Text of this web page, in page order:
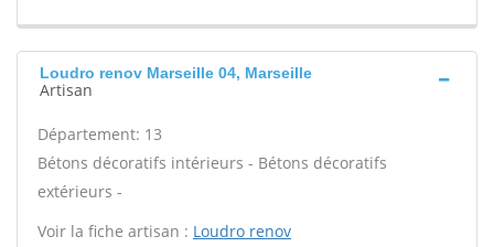
Loudro renov Marseille 04, Marseille
Artisan
Département: 13
Bétons décoratifs intérieurs - Bétons décoratifs
extérieurs -
Voir la fiche artisan : Loudro renov